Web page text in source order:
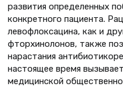
развития определенных
конкретного пациента.
левофлоксацина, как и
фторхинолонов, также
нарастания
настоящее время
медицинской